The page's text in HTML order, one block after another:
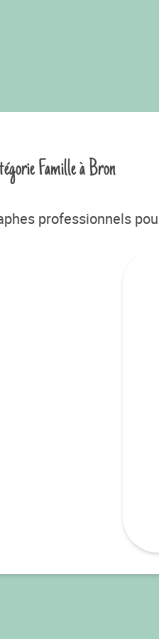
Famille à Bron
professionnels